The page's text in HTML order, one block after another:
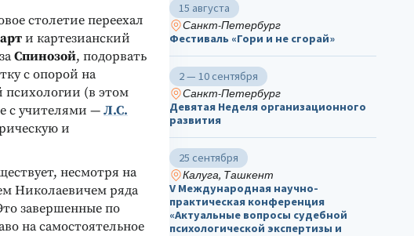
столетие переехал
и картезианский
Спинозой, подорвать
с опорой на
психологии (в этом
с учителями —Л.С.
и
несмотря на
Николаевичем ряда
завершенные по
на самостоятельное
И
15 августа
Санкт-Петербург
Фестиваль «Гори и не сгорай»
2 — 10 сентября
Санкт-Петербург
Девятая Неделя организационного
развития
25 сентября
Калуга, Ташкент
V Международная научно-
практическая конференция
«Актуальные вопросы судебной
психологической экспертизы и